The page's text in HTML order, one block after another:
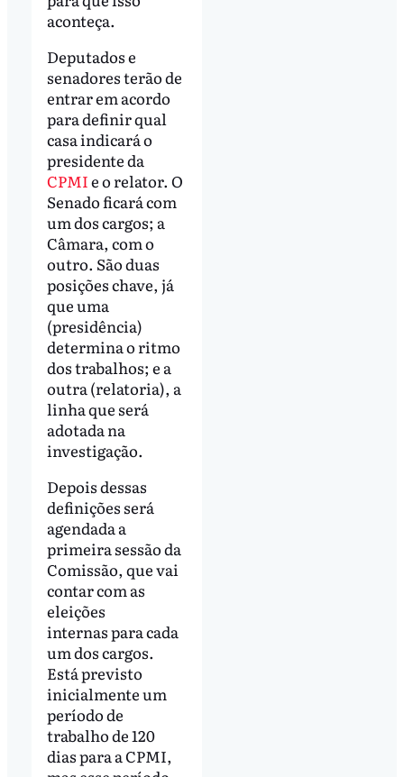
aconteça.
Deputados e
senadores terão de
entrar em acordo
para definir qual
casa indicará o
presidente da
CPMIe o relator. O
Senado ficará com
um dos cargos; a
Câmara, com o
outro. São duas
posições chave, já
que uma
(presidência)
determina o ritmo
dos trabalhos; e a
outra (relatoria), a
linha que será
adotada na
investigação.
Depois dessas
definições será
agendada a
primeira sessão da
Comissão, que vai
contar com as
eleições
internas para cada
um dos cargos.
Está previsto
inicialmente um
período de
trabalho de 120
dias para a CPMI,